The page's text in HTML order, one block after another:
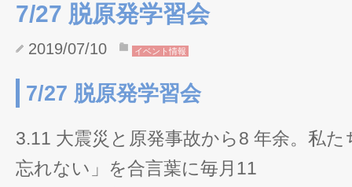
7/27 脱原発学習会
2019/07/10 イベント情報
7/27 脱原発学習会
3.11 大震災と原発事故から8 年余。私
忘れない」を合言葉に毎月11